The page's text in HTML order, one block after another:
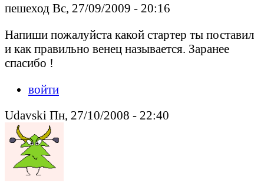
пешеход Вс, 27/09/2009 - 20:16
Напиши пожалуйста какой стартер ты поставил
и как правильно венец называется. Заранее
спасибо !
войти
Udavski Пн, 27/10/2008 - 22:40